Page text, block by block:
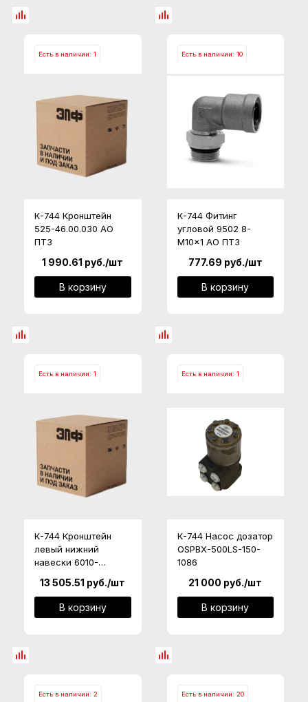
Есть в наличии: 1
К-744 Кронштейн
525-46.00.030 АО
ПТЗ
1 990.61 руб./шт
В корзину
Есть в наличии: 10
К-744 Фитинг
угловой 9502 8-
M10x1 АО ПТЗ
777.69 руб./шт
В корзину
Есть в наличии: 1
К-744 Кронштейн
левый нижний
навески 6010-
13 505.51 руб./шт
В корзину
Есть в наличии: 1
К-744 Насос дозатор
OSPBX-500LS-150-
1086
21 000 руб./шт
В корзину
Есть в наличии: 2 Есть в наличии: 20